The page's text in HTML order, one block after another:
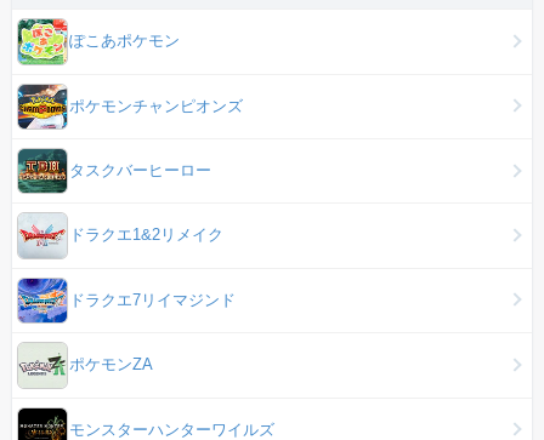
ぽこあポケモン
ポケモンチャンピオンズ
タスクバーヒーロー
ドラクエ1&2リメイク
ドラクエ7リイマジンド
ポケモンZA
モンスターハンターワイルズ